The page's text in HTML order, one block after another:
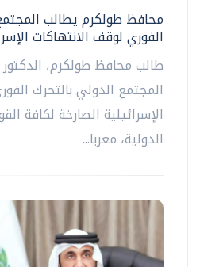
محافظ طولكرم يطالب
الفوري لوقف الانتهاكات
طالب محافظ طولكرم،
المجتمع الدولي بالتحرك
الإسرائيلية الصارخة لكافة
الدولية، معربا...